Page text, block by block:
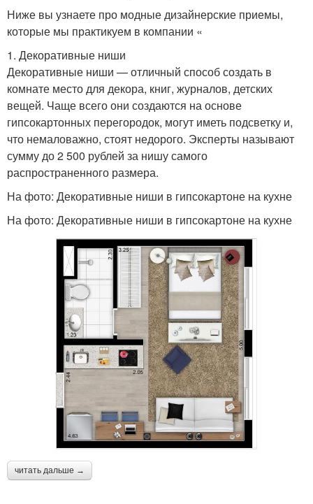
Ниже вы узнаете про модные дизайнерские приемы,
которые мы практикуем в компании «
1. Декоративные ниши
Декоративные ниши — отличный способ создать в
комнате место для декора, книг, журналов, детских
вещей. Чаще всего они создаются на основе
гипсокартонных перегородок, могут иметь подсветку и,
что немаловажно, стоят недорого. Эксперты называют
сумму до 2 500 рублей за нишу самого
распространенного размера.
На фото: Декоративные ниши в гипсокартоне на кухне
На фото: Декоративные ниши в гипсокартоне на кухне
читать дальше →